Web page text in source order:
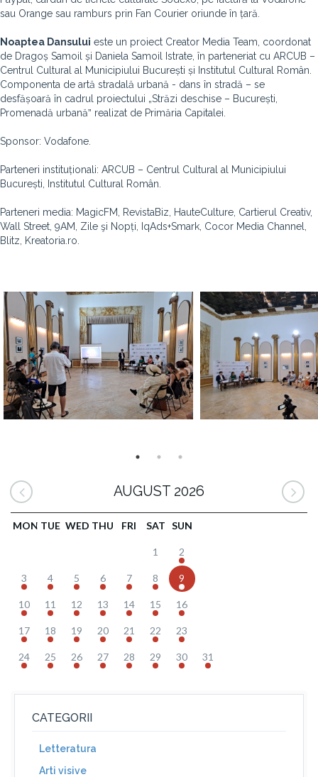
sau Orange sau ramburs prin Fan Courier oriunde în țară.
Noaptea Dansului este un proiect Creator Media Team, coordonat
de Dragoș Samoil și Daniela Samoil Istrate, în parteneriat cu ARCUB –
Centrul Cultural al Municipiului București și Institutul Cultural Român.
Componenta de artă stradală urbană - dans în stradă – se
desfășoară în cadrul proiectului „Străzi deschise – București,
Promenadă urbanăˮ realizat de Primăria Capitalei.
Sponsor: Vodafone.
Parteneri instituționali: ARCUB – Centrul Cultural al Municipiului
București, Institutul Cultural Român.
Parteneri media: MagicFM, RevistaBiz, HauteCulture, Cartierul Creativ,
Wall Street, 9AM, Zile şi Nopți, IqAds+Smark, Cocor Media Channel,
Blitz, Kreatoria.ro.
AUGUST 2026
MON TUE WED THU FRI SAT SUN
1 2
3 4 5 6 7 8 9
10 11 12 13 14 15 16
17 18 19 20 21 22 23
24 25 26 27 28 29 30 31
CATEGORII
Letteratura
Arti visive